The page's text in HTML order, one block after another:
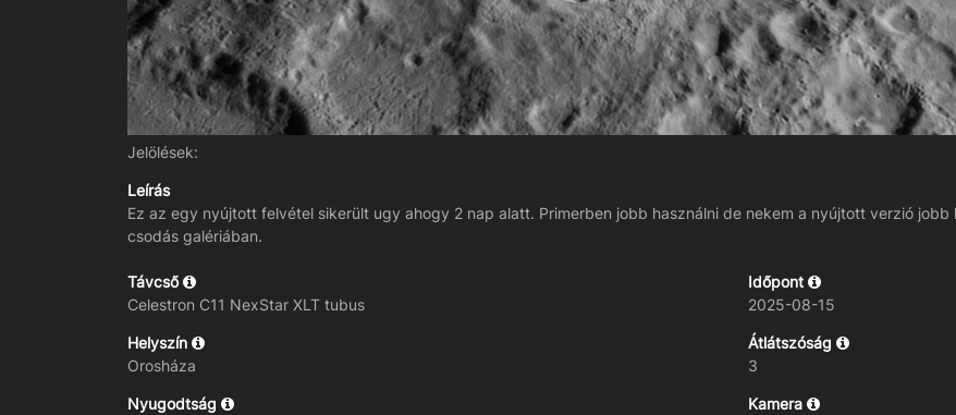
Jelölések:
Leírás
Ez az egy nyújtott felvétel sikerült ugy ahogy 2 nap alatt. Primerben jobb használni de nekem a nyújtott verzió jobb
csodás galériában.
Távcső
Celestron C11 NexStar XLT tubus
Időpont
2025-08-15
Helyszín
Orosháza
Átlátszóság
3
Nyugodtság Kamera